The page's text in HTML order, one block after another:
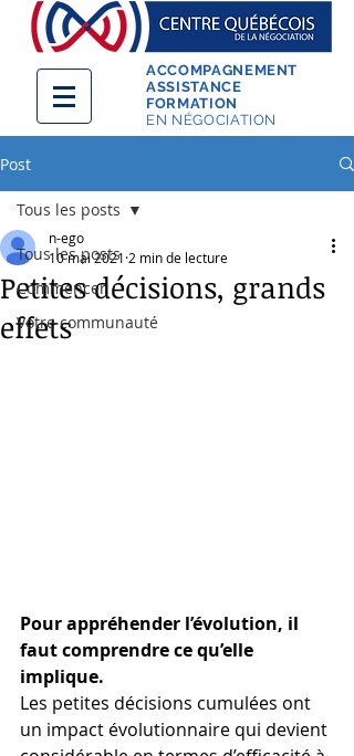
ACCOMPAGNEMENT
ASSISTANCE
FORMATION
EN NÉGOCIATION
Post
Tous les posts
Commencer
Votre communauté
Tous les posts
Petites décisions, grands
effets
n-ego
10 mai 2021 2 min de lecture
Pour appréhender l’évolution, il
faut comprendre ce qu’elle
implique.
Les petites décisions cumulées ont
un impact évolutionnaire qui devient